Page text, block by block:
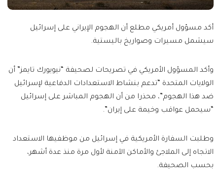
أكد مسؤول أمريكي مطلع أن الهجوم الإيراني على إسرائيل
سيشمل مسيرات وصواريخ باليستية.
وأكد المسؤول الأمريكي في تصريحات لصحيفة “نيويورك تايمز” أن
الولايات المتحدة “تدعم بنشاط الاستعدادات الدفاعية لإسرائيل
ضد هذا الهجوم”، محذرا من أن الهجوم المباشر على إسرائيل
“سيحمل عواقب وخيمة على إيران”.
وطلبت السفارة الأمريكية في إسرائيل من موظفيها الاستعداد
الاتجاه إلى الملاجئ والأماكن الآمنة لأول مرة منذ عدة أشهر،
بحسب الصحيفة.